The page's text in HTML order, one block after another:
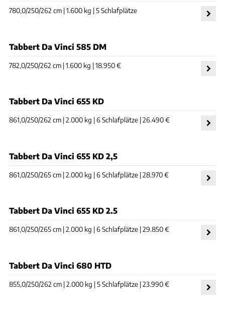
780,0/250/262 cm | 1.600 kg | 5 Schlafplätze
Tabbert Da Vinci 585 DM
782,0/250/262 cm | 1.600 kg | 18.950 €
Tabbert Da Vinci 655 KD
861,0/250/262 cm | 2.000 kg | 6 Schlafplätze | 26.490 €
Tabbert Da Vinci 655 KD 2,5
861,0/250/265 cm | 2.000 kg | 6 Schlafplätze | 28.970 €
Tabbert Da Vinci 655 KD 2.5
861,0/250/265 cm | 2.000 kg | 6 Schlafplätze | 29.850 €
Tabbert Da Vinci 680 HTD
855,0/250/262 cm | 2.000 kg | 5 Schlafplätze | 23.990 €